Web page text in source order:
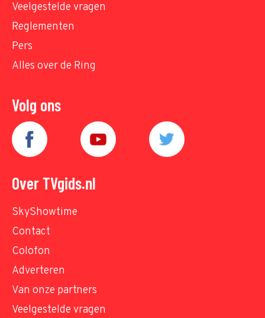
Veelgestelde vragen
Reglementen
Pers
Alles over de Ring
Volg ons
Over TVgids.nl
SkyShowtime
Contact
Colofon
Adverteren
Van onze partners
Veelgestelde vragen